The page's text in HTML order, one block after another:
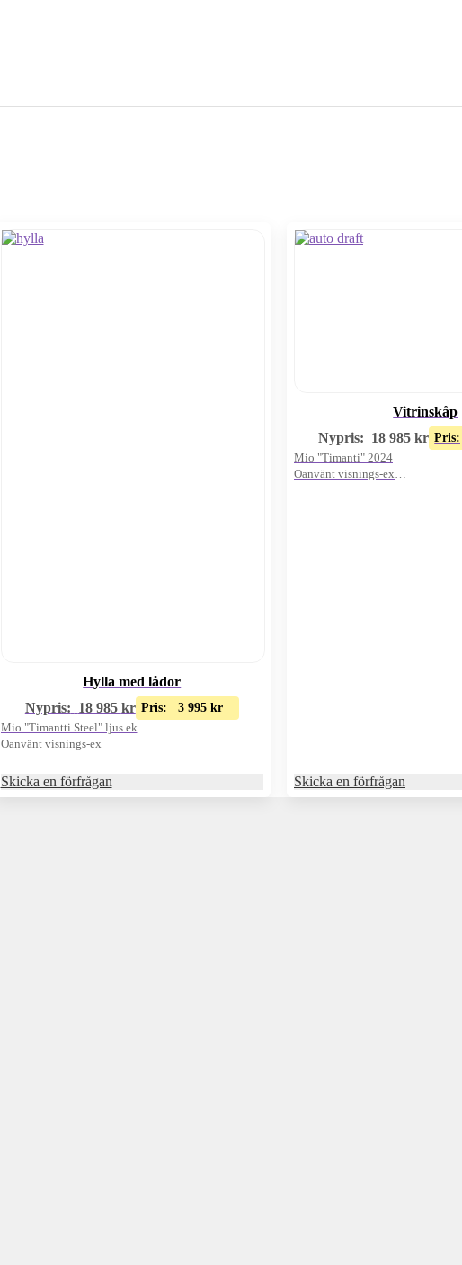
Hylla med lådor
Nypris: 18 985 kr Pris: 3 995 kr
Mio "Timantti Steel" ljus ek
Oanvänt visnings-ex
Skicka en förfrågan
Vitrinskåp
Nypris: 18 985kr Pris:
Mio "Timanti" 2024
Oanvänt visnings-ex
Skicka en förfrågan